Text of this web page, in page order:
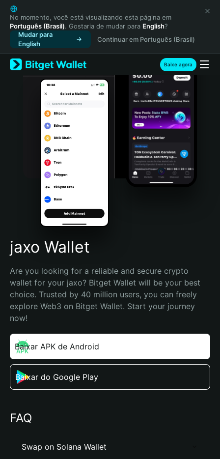
English
日本語
Tiếng Việt
Русский
Español (Latinoamérica)
Türkçe
Italiano
Português (Portugal)
Bahasa Indonesia
Português (Brasil)
Español (Argentina)
No momento, você está visualizando esta página em
Português (Brasil). Gostaria de mudar para English?
Mudar para
English
Continuar em Português (Brasil)
Baixe agora
jaxo Wallet
Are you looking for a reliable and secure crypto
wallet for your jaxo? Bitget Wallet will be your best
choice. Trusted by 40 million users, you can freely
explore Web3 on Bitget Wallet. Start your journey
now!
Baixar APK de Android
Baixar do Google Play
FAQ
Swap on Solana Wallet